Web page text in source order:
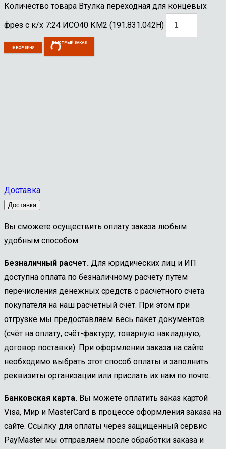
Количество товара Втулка переходная для концевых
фрез с к/х 7:24 ИСО40 КМ2 (191.831.042Н)
В КОРЗИНУ
БЫСТРЫЙ ЗАКАЗ
Доставка
Доставка
Вы сможете осуществить оплату заказа любым
удобным способом:
Безналичный расчет. Для юридических лиц и ИП
доступна оплата по безналичному расчету путем
перечисления денежных средств с расчетного счета
покупателя на наш расчетный счет. При этом при
отгрузке мы предоставляем весь пакет документов
(счёт на оплату, счёт-фактуру, товарную накладную,
договор поставки). При оформлении заказа на сайте
необходимо выбрать этот способ оплаты и заполнить
реквизиты организации или прислать их нам по почте.
Банковская карта. Вы можете оплатить заказ картой
Visa, Мир и MasterCard в процессе оформления заказа на
сайте. Ссылку для оплаты через защищенный сервис
PayMaster мы отправляем после обработки заказа и